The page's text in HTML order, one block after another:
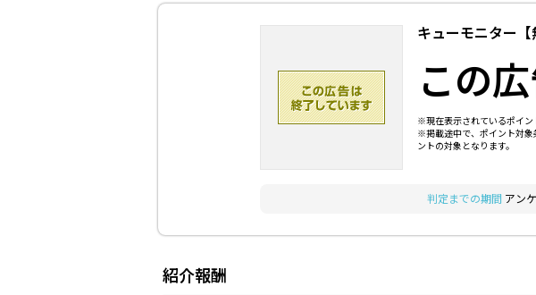
キューモニター【
この
※現在表示されているポイン
※掲載途中で、ポイント対象
ントの対象となります。
判定までの期間 アン
紹介報酬